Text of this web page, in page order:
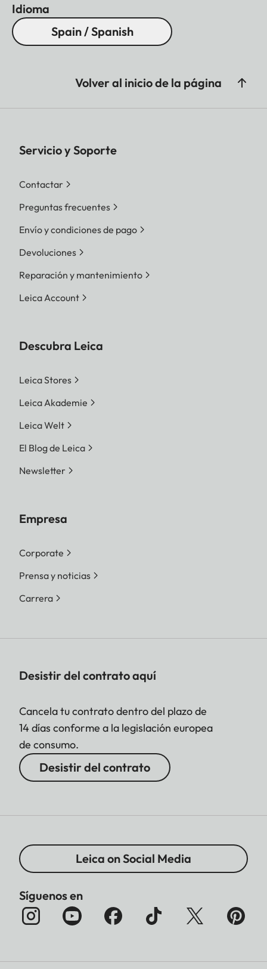
Idioma
Spain / Spanish
Volver al inicio de la página
Servicio y Soporte
Contactar
Preguntas frecuentes
Envío y condiciones de pago
Devoluciones
Reparación y mantenimiento
Leica Account
Descubra Leica
Leica Stores
Leica Akademie
Leica Welt
El Blog de Leica
Newsletter
Empresa
Corporate
Prensa y noticias
Carrera
Desistir del contrato aquí
Cancela tu contrato dentro del plazo de
14 días conforme a la legislación europea
de consumo.
Desistir del contrato
Leica on Social Media
Síguenos en